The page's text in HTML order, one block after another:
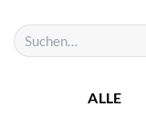
Inhalt
springen
Suchen
nach:
ALLE